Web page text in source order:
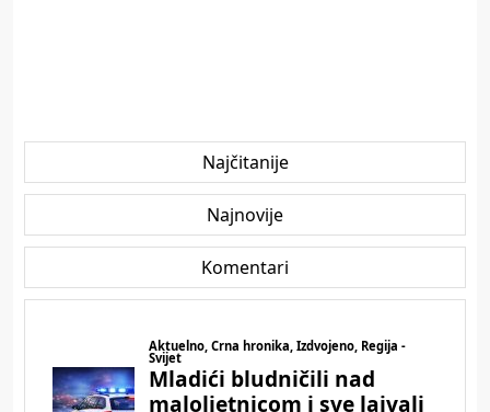
Najčitanije
Najnovije
Komentari